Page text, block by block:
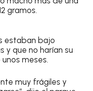
gramos.
estaban bajo
y que no harían su
meses.
muy frágiles y